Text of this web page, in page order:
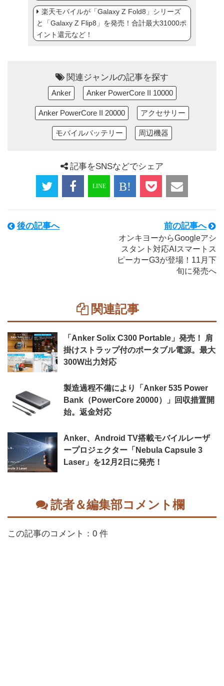
楽天モバイルが「Galaxy Z Fold8」シリーズ
と「Galaxy Z Flip8」を発売！合計最大31000ポ
イント還元など！
関連ジャンルの記事を探す
Anker Anker PowerCore II 10000
Anker PowerCore II 20000 アクセサリー
モバイルバッテリー 周辺機器
記事をSNSなどでシェア
後の記事へ 前の記事へ
オンキヨーからGoogleアシ
スタント対応AIスマートス
ピーカーG3が登場！11月下
旬に発売へ
関連記事
「Anker Solix C300 Portable」発売！ 肩
掛けストラップ付のポータブル電源。最大
300W出力対応
製造過程不備により「Anker 535 Power
Bank（PowerCore 20000）」回収措置開
始。返金対応
Anker、Android TV搭載モバイルレーザ
ープロジェクター「Nebula Capsule 3
Laser」を12月2日に発売！
読者＆編集部コメント欄
この記事のコメント：0 件